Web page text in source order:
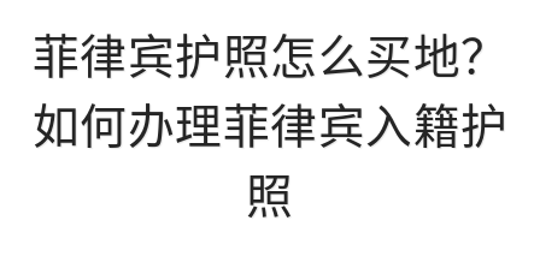
菲律宾护照怎么买地？
如何办理菲律宾入籍护
照